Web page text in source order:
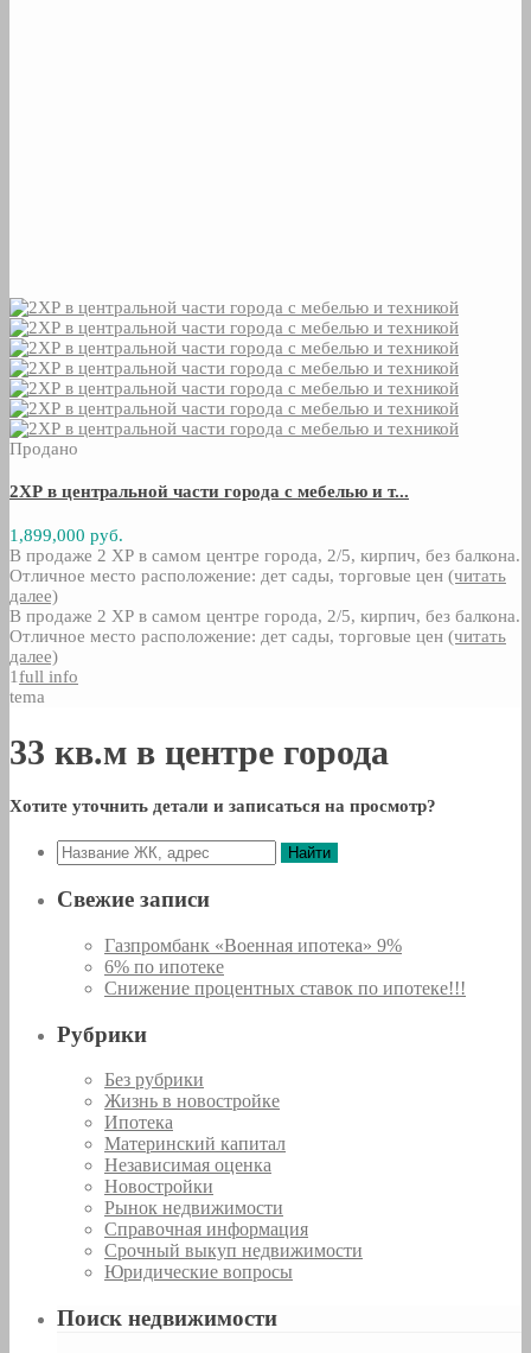
Продано
2ХР в центральной части города с мебелью и т...
1,899,000 руб.
В продаже 2 ХР в самом центре города, 2/5, кирпич, без балкона.
Отличное место расположение: дет сады, торговые цен (читать
далее)
В продаже 2 ХР в самом центре города, 2/5, кирпич, без балкона.
Отличное место расположение: дет сады, торговые цен (читать
далее)
1full info
tema
33 кв.м в центре города
Хотите уточнить детали и записаться на просмотр?
Найти
Свежие записи
Газпромбанк «Военная ипотека» 9%
6% по ипотеке
Снижение процентных ставок по ипотеке!!!
Рубрики
Без рубрики
Жизнь в новостройке
Ипотека
Материнский капитал
Независимая оценка
Новостройки
Рынок недвижимости
Справочная информация
Срочный выкуп недвижимости
Юридические вопросы
Поиск недвижимости